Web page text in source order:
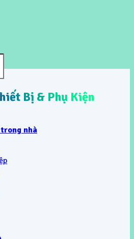
Bị & Phụ Kiện
nhà